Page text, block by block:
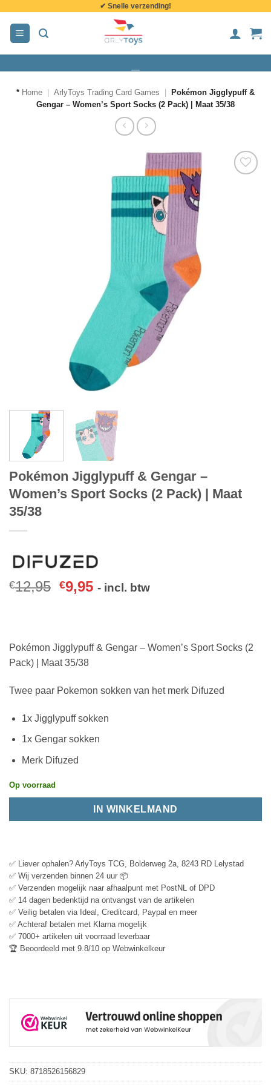
inhoud
✔ Snelle verzending!
* Home ArlyToys Trading Card Games
Pokémon Jigglypuff &
Gengar – Women’s Sport Socks (2 Pack) | Maat 35/38
Pokémon Jigglypuff & Gengar –
Women’s Sport Socks (2 Pack) | Maat
35/38
€12,95 €9,95 - incl. btw
Pokémon Jigglypuff & Gengar – Women’s Sport Socks (2
Pack) | Maat 35/38
Twee paar Pokemon sokken van het merk Difuzed
1x Jigglypuff sokken
1x Gengar sokken
Merk Difuzed
Op voorraad
IN WINKELMAND
✅ Liever ophalen? ArlyToys TCG, Bolderweg 2a, 8243 RD Lelystad
✅ Wij verzenden binnen 24 uur 📦
✅ Verzenden mogelijk naar afhaalpunt met PostNL of DPD
✅ 14 dagen bedenktijd na ontvangst van de artikelen
✅ Veilig betalen via Ideal, Creditcard, Paypal en meer
✅ Achteraf betalen met Klarna mogelijk
✅ 7000+ artikelen uit voorraad leverbaar
🏆 Beoordeeld met 9.8/10 op Webwinkelkeur
SKU: 8718526156829